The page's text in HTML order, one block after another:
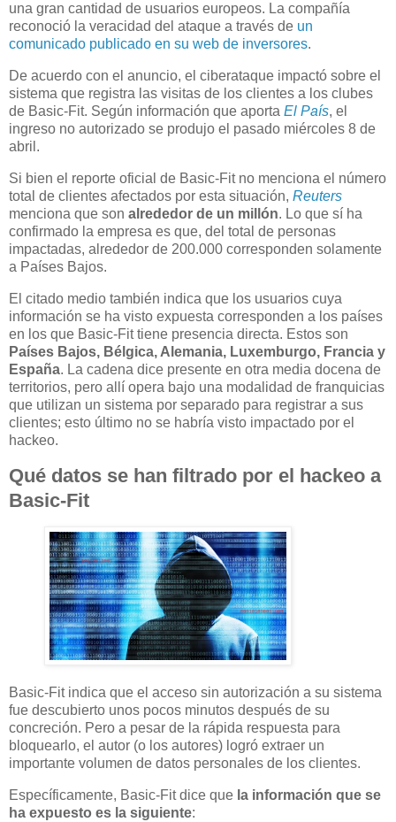
una gran cantidad de usuarios europeos. La compañía
reconoció la veracidad del ataque a través de un
comunicado publicado en su web de inversores.
De acuerdo con el anuncio, el ciberataque impactó sobre el
sistema que registra las visitas de los clientes a los clubes
de Basic-Fit. Según información que aporta El País, el
ingreso no autorizado se produjo el pasado miércoles 8 de
abril.
Si bien el reporte oficial de Basic-Fit no menciona el número
total de clientes afectados por esta situación, Reuters
menciona que son alrededor de un millón. Lo que sí ha
confirmado la empresa es que, del total de personas
impactadas, alrededor de 200.000 corresponden solamente
a Países Bajos.
El citado medio también indica que los usuarios cuya
información se ha visto expuesta corresponden a los países
en los que Basic-Fit tiene presencia directa. Estos son
Países Bajos, Bélgica, Alemania, Luxemburgo, Francia y
España. La cadena dice presente en otra media docena de
territorios, pero allí opera bajo una modalidad de franquicias
que utilizan un sistema por separado para registrar a sus
clientes; esto último no se habría visto impactado por el
hackeo.
Qué datos se han filtrado por el hackeo a
Basic-Fit
Basic-Fit indica que el acceso sin autorización a su sistema
fue descubierto unos pocos minutos después de su
concreción. Pero a pesar de la rápida respuesta para
bloquearlo, el autor (o los autores) logró extraer un
importante volumen de datos personales de los clientes.
Específicamente, Basic-Fit dice que la información que se
ha expuesto es la siguiente: